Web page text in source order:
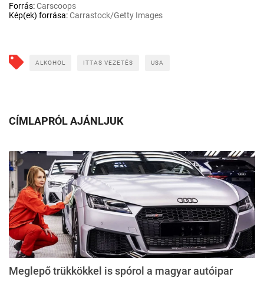
Forrás:Carscoops
Kép(ek) forrása:Carrastock/Getty Images
ALKOHOL ITTAS VEZETÉS USA
CÍMLAPRÓL AJÁNLJUK
Meglepő trükkökkel is spórol a magyar autóipar